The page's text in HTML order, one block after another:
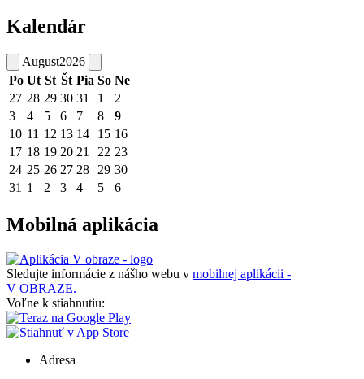
Kalendár
August2026
Po Ut St Št Pia So Ne
27 28 29 30 31 1
2
3
4 5 6 7 8
9
10 11 12 13 14 15 16
17 18 19 20 21 22 23
24 25 26 27 28 29 30
31 1 2 3 4 5 6
Mobilná aplikácia
Sledujte informácie z nášho webu v mobilnej aplikácii -
V OBRAZE.
Voľne k stiahnutiu:
Adresa